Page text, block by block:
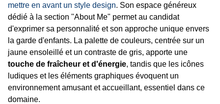
mettre en avant un style design. Son espace généreux
dédié à la section "About Me" permet au candidat
d'exprimer sa personnalité et son approche unique envers
la garde d'enfants. La palette de couleurs, centrée sur un
jaune ensoleillé et un contraste de gris, apporte une
touche de fraîcheur et d'énergie, tandis que les icônes
ludiques et les éléments graphiques évoquent un
environnement amusant et accueillant, essentiel dans ce
domaine.